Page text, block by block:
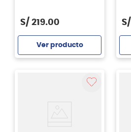
S/ 219.00
Ver producto
S/